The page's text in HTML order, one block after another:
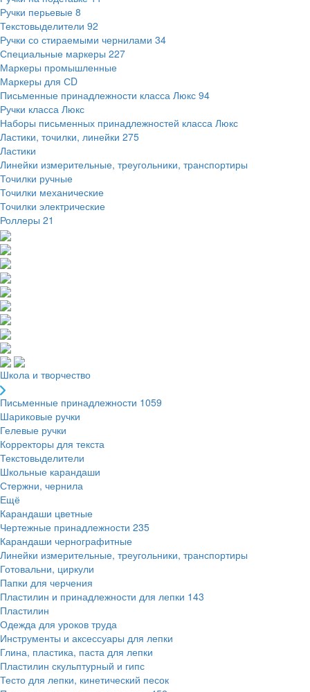
Ручки перьевые 8
Текстовыделители 92
Ручки со стираемыми чернилами 34
Специальные маркеры 227
Маркеры промышленные
Маркеры для СD
Письменные принадлежности класса Люкс 94
Ручки класса Люкс
Наборы письменных принадлежностей класса Люкс
Ластики, точилки, линейки 275
Ластики
Линейки измерительные, треугольники, транспортиры
Точилки ручные
Точилки механические
Точилки электрические
Роллеры 21
Школа и творчество
Письменные принадлежности 1059
Шариковые ручки
Гелевые ручки
Корректоры для текста
Текстовыделители
Школьные карандаши
Стержни, чернила
Ещё
Карандаши цветные
Чертежные принадлежности 235
Карандаши чернографитные
Линейки измерительные, треугольники, транспортиры
Готовальни, циркули
Папки для черчения
Пластилин и принадлежности для лепки 143
Пластилин
Одежда для уроков труда
Инструменты и аксессуары для лепки
Глина, пластика, паста для лепки
Пластилин скульптурный и гипс
Тесто для лепки, кинетический песок